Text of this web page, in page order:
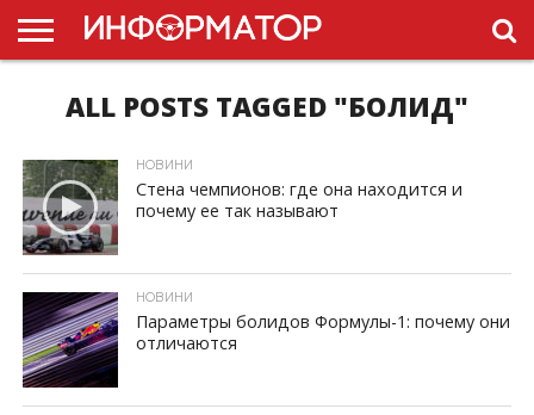
ГОЛОВНА
НОВИНИ
ПДР
УКРАЇНИ
РЕКЛАМА
ПРОЕКТЫ
ALL POSTS TAGGED "БОЛИД"
ID, "post_views_count", true); if ( $post_views >= 1) { ?>
НОВИНИ
Стена чемпионов: где она находится и
почему ее так называют
ID, "post_views_count", true); if ( $post_views >= 1) { ?>
НОВИНИ
Параметры болидов Формулы-1: почему они
отличаются